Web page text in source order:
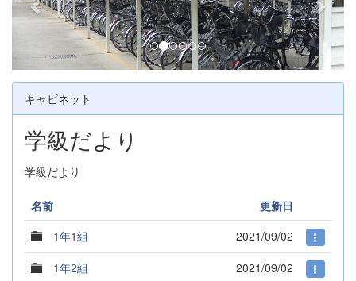
v
o
u
s
t
キャビネット
学級だより
学級だより
名前
更新日
1年1組
2021/09/02
1年2組
2021/09/02